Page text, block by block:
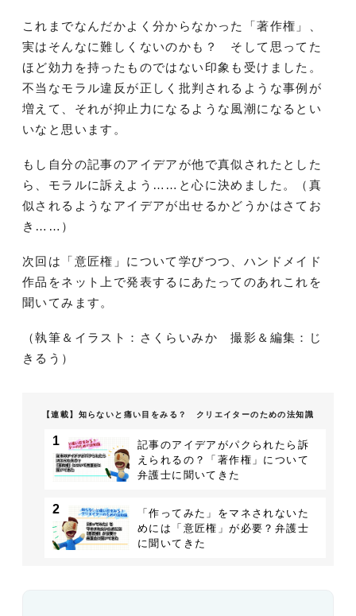
これまでなんだかよく分からなかった「著作権」、
実はそんなに難しくないのかも？ そして思ってた
ほど効力を持ったものではない印象も受けました。
不当なモラル違反が正しく批判されるような事例が
増えて、それが抑止力になるような風潮になるとい
いなと思います。
もし自分の記事のアイデアが他で真似されたとした
ら、モラルに訴えよう……と心に決めました。（真
似されるようなアイデアが出せるかどうかはさてお
き……）
次回は「意匠権」について学びつつ、ハンドメイド
作品をネット上で発表するにあたってのあれこれを
聞いてみます。
（執筆＆イラスト：さくらいみか 撮影＆編集：じ
きるう）
【連載】知らないと痛い目をみる？ クリエイターのための法知識
1
記事のアイデアがパクられたら訴
えられるの？「著作権」について
弁護士に聞いてきた
2
「作ってみた」をマネされないた
めには「意匠権」が必要？弁護士
に聞いてきた